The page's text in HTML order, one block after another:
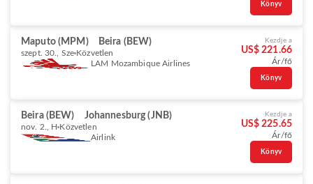
Könyv
Maputo (MPM) Beira (BEW)
szept. 30., Sze Közvetlen
LAM Mozambique Airlines
Kezdje a
US$ 221.66
Ár/fő
Könyv
Beira (BEW) Johannesburg (JNB)
nov. 2., H Közvetlen
Airlink
Kezdje a
US$ 225.65
Ár/fő
Könyv